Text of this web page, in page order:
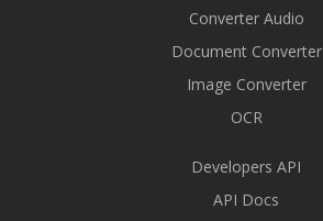
Converter Audio
Document Converter
Image Converter
OCR
Developers API
API Docs